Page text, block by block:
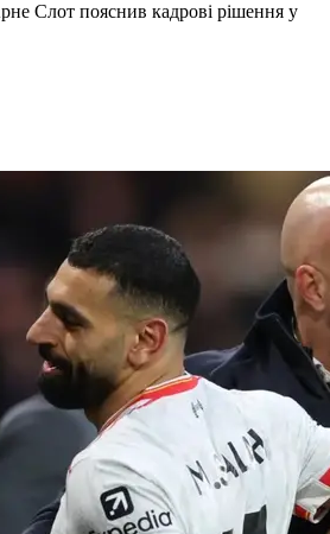
Слот пояснив кадрові рішення у